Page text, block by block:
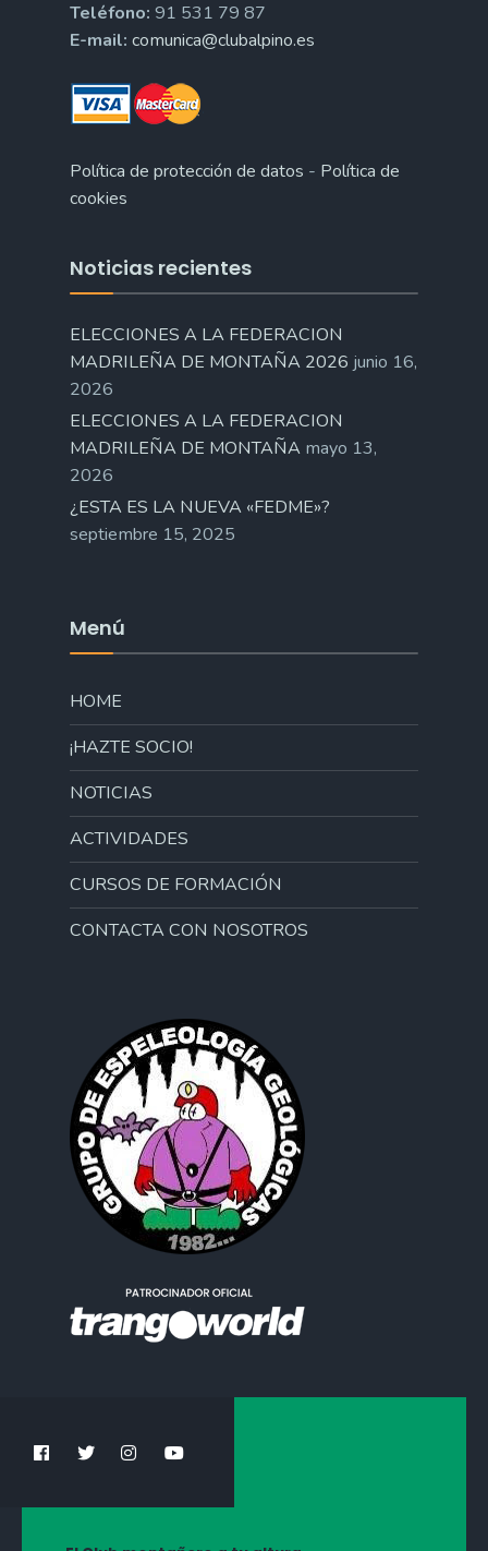
Teléfono: 91 531 79 87
E-mail: comunica@clubalpino.es
Política de protección de datos - Política de
cookies
Noticias recientes
ELECCIONES A LA FEDERACION
MADRILEÑA DE MONTAÑA 2026 junio 16,
2026
ELECCIONES A LA FEDERACION
MADRILEÑA DE MONTAÑA mayo 13,
2026
¿ESTA ES LA NUEVA «FEDME»?
septiembre 15, 2025
Menú
HOME
¡HAZTE SOCIO!
NOTICIAS
ACTIVIDADES
CURSOS DE FORMACIÓN
CONTACTA CON NOSOTROS